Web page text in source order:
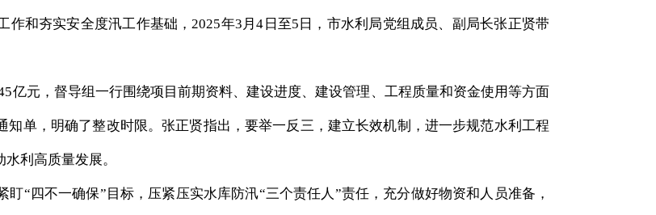
作和夯实安全度汛工作基础，2025年3月4日至5日，市水利局党组成员、副局长张正贤带
亿元，督导组一行围绕项目前期资料、建设进度、建设管理、工程质量和资金使用等方面
单，明确了整改时限。张正贤指出，要举一反三，建立长效机制，进一步规范水利工程
利高质量发展。
盯“四不一确保”目标，压紧压实水库防汛“三个责任人”责任，充分做好物资和人员准备，